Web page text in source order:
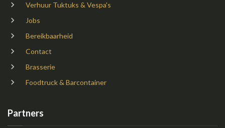
Verhuur Tuktuks & Vespa's
Jobs
Bereikbaarheid
Contact
Brasserie
Foodtruck & Barcontainer
Partners